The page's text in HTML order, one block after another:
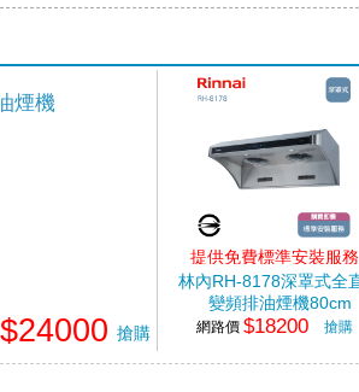
煙機
$24000 搶購
提供免費標準安裝服務
林內RH-8178深罩式全
變頻排油煙機80cm
網路價 $18200 搶購